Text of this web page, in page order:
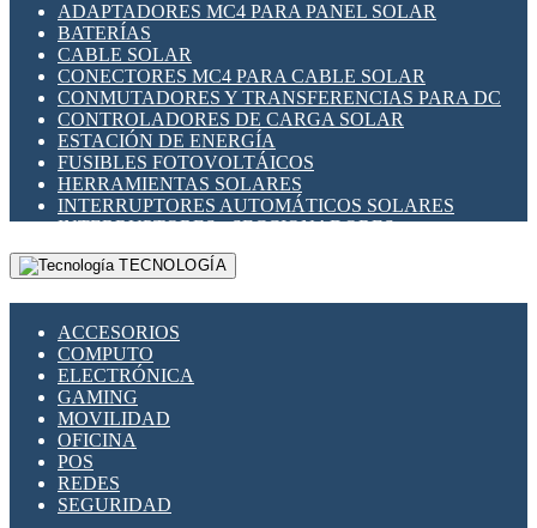
ADAPTADORES MC4 PARA PANEL SOLAR
BATERÍAS
CABLE SOLAR
CONECTORES MC4 PARA CABLE SOLAR
CONMUTADORES Y TRANSFERENCIAS PARA DC
CONTROLADORES DE CARGA SOLAR
ESTACIÓN DE ENERGÍA
FUSIBLES FOTOVOLTÁICOS
HERRAMIENTAS SOLARES
INTERRUPTORES AUTOMÁTICOS SOLARES
INTERRUPTORES - SECCIONADORES
FOTOVOLTÁICOS
MONTAJE PANEL SOLAR
SUPRESOR DE TRANSIENTES SPDS PARA
APLICACIONES FOTOVOLTAICAS
TECNOLOGÍA
ACCESORIOS
COMPUTO
ELECTRÓNICA
GAMING
MOVILIDAD
OFICINA
POS
REDES
SEGURIDAD